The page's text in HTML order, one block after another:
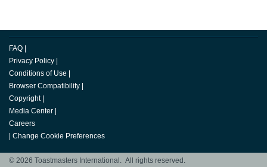
FAQ |
Privacy Policy |
Conditions of Use |
Browser Compatibility |
Copyright |
Media Center |
Careers
| Change Cookie Preferences
© 2026 Toastmasters International. All rights reserved.